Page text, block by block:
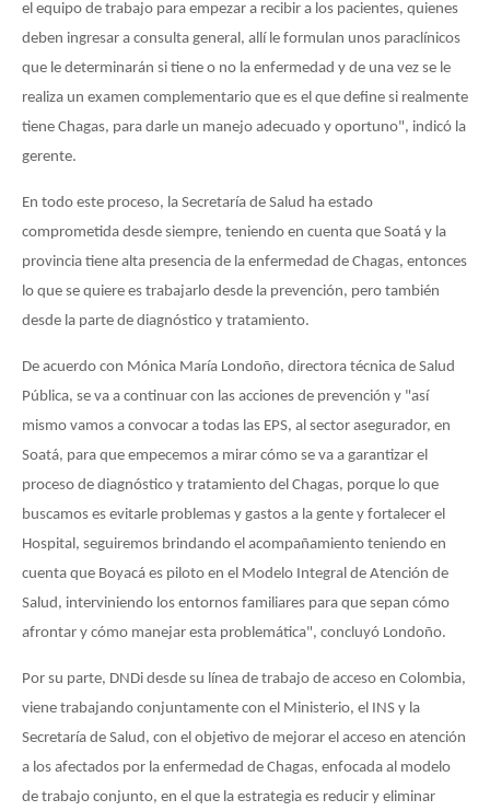
el equipo de trabajo para empezar a recibir a los pacientes, quienes
deben ingresar a consulta general, allí le formulan unos paraclínicos
que le determinarán si tiene o no la enfermedad y de una vez se le
realiza un examen complementario que es el que define si realmente
tiene Chagas, para darle un manejo adecuado y oportuno", indicó la
gerente.
En todo este proceso, la Secretaría de Salud ha estado
comprometida desde siempre, teniendo en cuenta que Soatá y la
provincia tiene alta presencia de la enfermedad de Chagas, entonces
lo que se quiere es trabajarlo desde la prevención, pero también
desde la parte de diagnóstico y tratamiento.
De acuerdo con Mónica María Londoño, directora técnica de Salud
Pública, se va a continuar con las acciones de prevención y "así
mismo vamos a convocar a todas las EPS, al sector asegurador, en
Soatá, para que empecemos a mirar cómo se va a garantizar el
proceso de diagnóstico y tratamiento del Chagas, porque lo que
buscamos es evitarle problemas y gastos a la gente y fortalecer el
Hospital, seguiremos brindando el acompañamiento teniendo en
cuenta que Boyacá es piloto en el Modelo Integral de Atención de
Salud, interviniendo los entornos familiares para que sepan cómo
afrontar y cómo manejar esta problemática", concluyó Londoño.
Por su parte, DNDi desde su línea de trabajo de acceso en Colombia,
viene trabajando conjuntamente con el Ministerio, el INS y la
Secretaría de Salud, con el objetivo de mejorar el acceso en atención
a los afectados por la enfermedad de Chagas, enfocada al modelo
de trabajo conjunto, en el que la estrategia es reducir y eliminar